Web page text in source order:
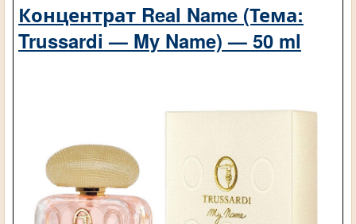
Концентрат Real Name (Тема:
Trussardi — My Name) — 50 ml